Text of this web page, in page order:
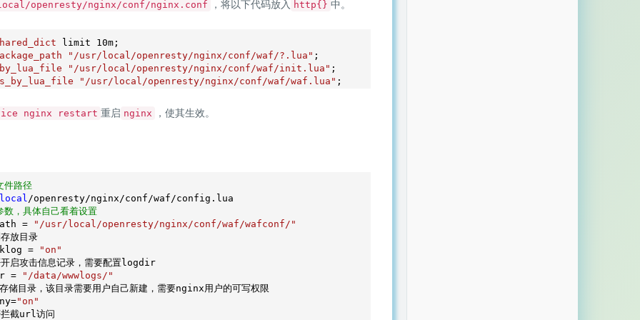
openresty/nginx/conf/nginx.conf ，将以下代码放入 http{} 中。
limit 10m
"/usr/local/openresty/nginx/conf/waf/?.lua"
"/usr/local/openresty/nginx/conf/waf/init.lua"
"/usr/local/openresty/nginx/conf/waf/waf.lua" ;
nginx restart 重启 nginx ，使其生效。
件路径
local
数，具体自己看着设置
=
"/usr/local/openresty/nginx/conf/waf/wafconf/"
放目录
=
"on"
启攻击信息记录，需要配置logdir
=
"/data/wwwlogs/"
存储目录，该目录需要用户自己新建，需要nginx用户的可写权限
"on"
截url访问